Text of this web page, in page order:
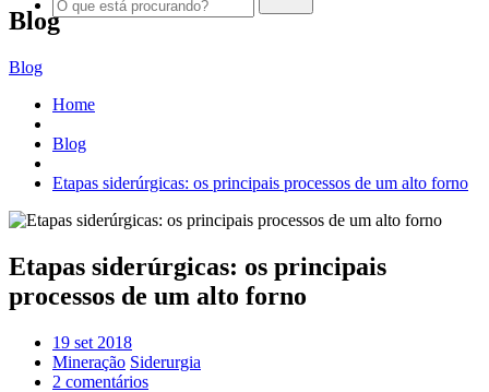
Blog
Blog
Home
Blog
Etapas siderúrgicas: os principais processos de um alto forno
Etapas siderúrgicas: os principais
processos de um alto forno
19 set 2018
Mineração Siderurgia
2 comentários